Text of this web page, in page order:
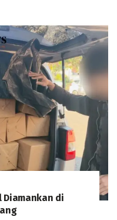
Diamankan di